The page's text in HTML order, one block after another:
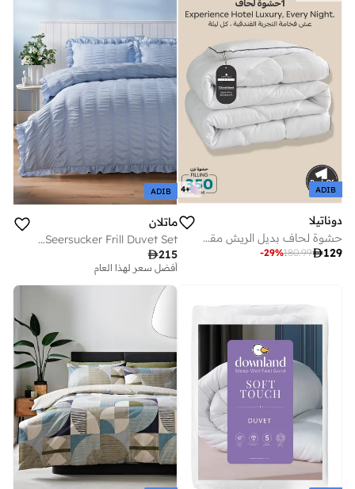
+
4 ADIB
دوناتيلا
حشوة لحاف بديل الريش مقاس مزدوج 240×260 سم مناسب لجميع الفصول ابيض
129
180.99
-29%
ADIB
ماتلان
Blue Seersucker Frill Duvet Set
215
أفضل سعر لهذا العام
توصيل مجاني
توصيل مجاني